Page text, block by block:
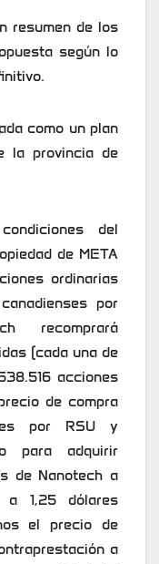
resumen de los
según lo
como un plan
la provincia de
del
de META
ordinarias
por
recomprará
(cada una de
acciones
de compra
por RSU y
para adquirir
de Nanotech a
1,25 dólares
el precio de
a